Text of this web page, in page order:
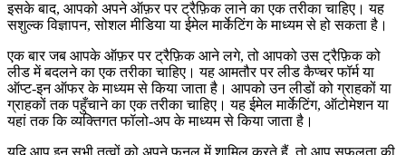
इसके बाद, आपको अपने ऑफ़र पर ट्रैफ़िक लाने का एक तरीका चाहिए। यह
सशुल्क विज्ञापन, सोशल मीडिया या ईमेल मार्केटिंग के माध्यम से हो सकता है।
एक बार जब आपके ऑफ़र पर ट्रैफ़िक आने लगे, तो आपको उस ट्रैफ़िक को
लीड में बदलने का एक तरीका चाहिए। यह आमतौर पर लीड कैप्चर फॉर्म या
ऑप्ट-इन ऑफर के माध्यम से किया जाता है। आपको उन लीडों को ग्राहकों या
ग्राहकों तक पहुँचाने का एक तरीका चाहिए। यह ईमेल मार्केटिंग, ऑटोमेशन या
यहां तक ​​कि व्यक्तिगत फॉलो-अप के माध्यम से किया जाता है।